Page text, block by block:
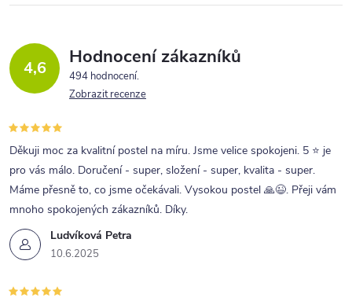
4,6 Hodnocení zákazníků
494 hodnocení
Zobrazit recenze
Ludvíková Petra
10.6.2025
Děkuji moc za kvalitní postel na míru. Jsme velice spokojeni. 5 ⭐ je
pro vás málo. Doručení - super, složení - super, kvalita - super.
Máme přesně to, co jsme očekávali. Vysokou postel 🙏😉. Přeji vám
mnoho spokojených zákazníků. Díky.